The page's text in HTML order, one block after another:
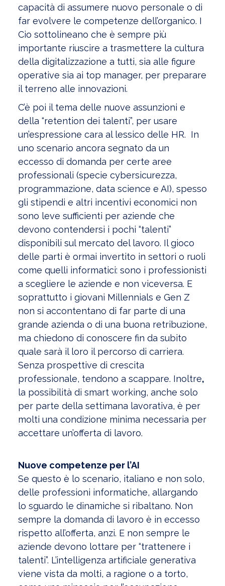
capacità di assumere nuovo personale o di
far evolvere le competenze dell’organico. I
Cio sottolineano che è sempre più
importante riuscire a trasmettere la cultura
della digitalizzazione a tutti, sia alle figure
operative sia ai top manager, per preparare
il terreno alle innovazioni.
C’è poi il tema delle nuove assunzioni e
della “retention dei talenti”, per usare
un’espressione cara al lessico delle HR. In
uno scenario ancora segnato da un
eccesso di domanda per certe aree
professionali (specie cybersicurezza,
programmazione, data science e AI), spesso
gli stipendi e altri incentivi economici non
sono leve sufficienti per aziende che
devono contendersi i pochi “talenti”
disponibili sul mercato del lavoro. Il gioco
delle parti è ormai invertito in settori o ruoli
come quelli informatici: sono i professionisti
a scegliere le aziende e non viceversa. E
soprattutto i giovani Millennials e Gen Z
non si accontentano di far parte di una
grande azienda o di una buona retribuzione,
ma chiedono di conoscere fin da subito
quale sarà il loro il percorso di carriera.
Senza prospettive di crescita
professionale, tendono a scappare. Inoltre,
la possibilità di smart working, anche solo
per parte della settimana lavorativa, è per
molti una condizione minima necessaria per
accettare un’offerta di lavoro.
Nuove competenze per l’AI
Se questo è lo scenario, italiano e non solo,
delle professioni informatiche, allargando
lo sguardo le dinamiche si ribaltano. Non
sempre la domanda di lavoro è in eccesso
rispetto all’offerta, anzi. E non sempre le
aziende devono lottare per “trattenere i
talenti”. L’intelligenza artificiale generativa
viene vista da molti, a ragione o a torto,